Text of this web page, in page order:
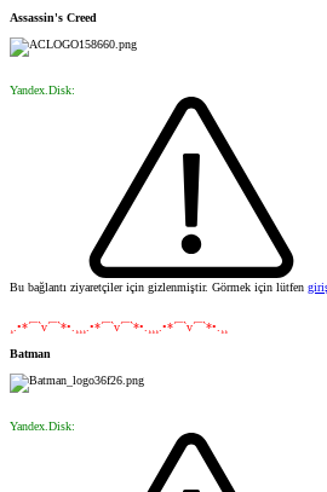
Assassin's Creed
Yandex.Disk:
Bu bağlantı ziyaretçiler için gizlenmiştir. Görmek için lütfen
¸.•*´¯`v´¯`*•.¸¸¸.•*´¯`v´¯`*•.¸¸¸.•*´¯`v´¯`*•.¸¸
Batman
Yandex.Disk: